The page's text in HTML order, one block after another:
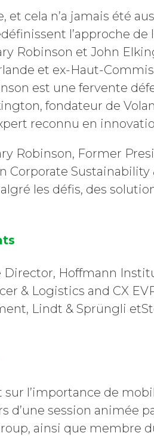
cela n’a jamais été
l’approche
Robinson et John
et ex-Haut-
est une fervente
fondateur de
reconnu en
Robinson, Former
Corporate Sustainability
les défis, des
Hoffmann
& Logistics and CX
Lindt & Sprüngli
sur l’importance de
d’une session animée
ainsi que membre